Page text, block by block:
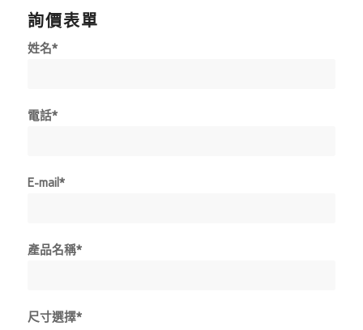
詢價表單
姓名*
電話*
E-mail*
產品名稱*
尺寸選擇*